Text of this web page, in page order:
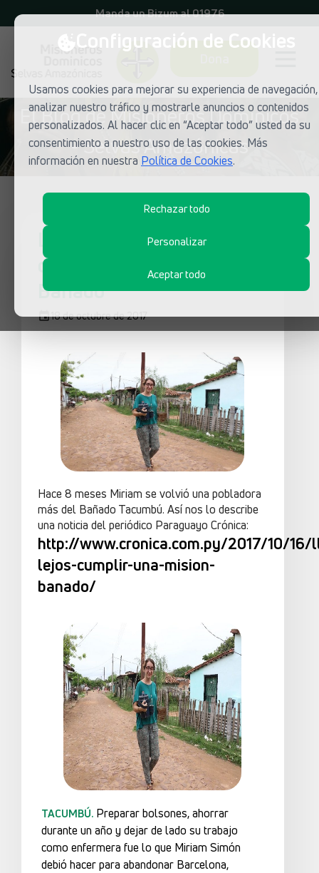
Configuración de Cookies
Usamos cookies para mejorar su experiencia de navegación,
analizar nuestro tráfico y mostrarle anuncios o contenidos
personalizados. Al hacer clic en “Aceptar todo” usted da su
consentimiento a nuestro uso de las cookies. Más
información en nuestra Política de Cookies.
Rechazar todo
Personalizar
Aceptar todo
Manda un Bizum al 01976
El Blog de Misioneros Dominicos
- Selvas Amazónicas
Llegó de lejos para
cumplir una misión en el
Bañado
18 de octubre de 2017
Hace 8 meses Miriam se volvió una pobladora
más del Bañado Tacumbú. Así nos lo describe
una noticia del periódico Paraguayo Crónica:
http://www.cronica.com.py/2017/10/16/
lejos-cumplir-una-mision-
banado/
TACUMBÚ. Preparar bolsones, ahorrar
durante un año y dejar de lado su trabajo
como enfermera fue lo que Miriam Simón
debió hacer para abandonar Barcelona,